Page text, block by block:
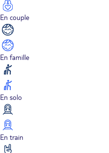
En couple
En famille
En solo
En train